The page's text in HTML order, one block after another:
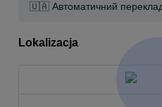
🇺🇦 Автоматичний переклад
Lokalizacja